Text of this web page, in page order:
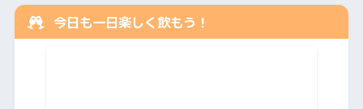
今日も一日楽しく飲もう！